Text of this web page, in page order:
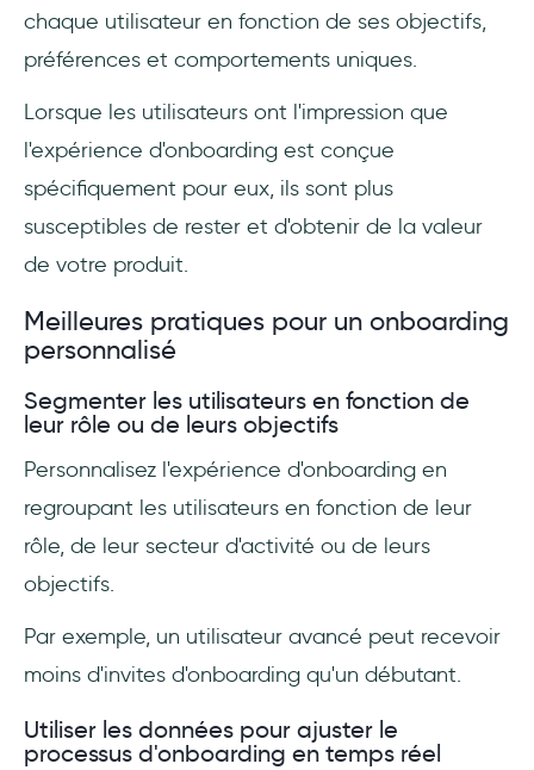
chaque utilisateur en fonction de ses objectifs,
préférences et comportements uniques.
Lorsque les utilisateurs ont l'impression que
l'expérience d'onboarding est conçue
spécifiquement pour eux, ils sont plus
susceptibles de rester et d'obtenir de la valeur
de votre produit.
Meilleures pratiques pour un onboarding
personnalisé
Segmenter les utilisateurs en fonction de
leur rôle ou de leurs objectifs
Personnalisez l'expérience d'onboarding en
regroupant les utilisateurs en fonction de leur
rôle, de leur secteur d'activité ou de leurs
objectifs.
Par exemple, un utilisateur avancé peut recevoir
moins d'invites d'onboarding qu'un débutant.
Utiliser les données pour ajuster le
processus d'onboarding en temps réel